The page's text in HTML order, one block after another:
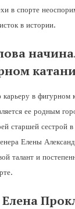
в спорте
в истории.
в фигурном
ее родным
старшей сестрой
Елены
талант и